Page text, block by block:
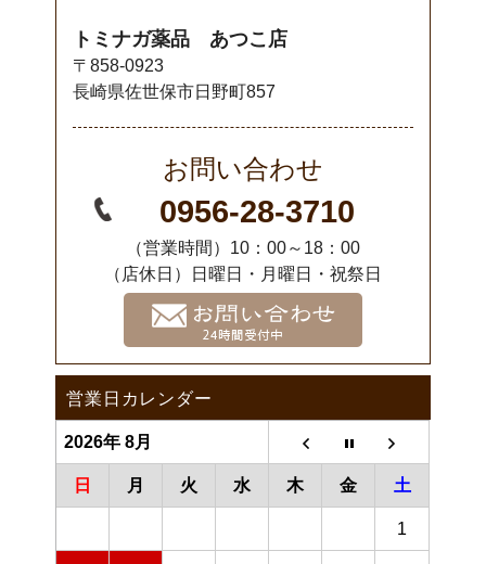
トミナガ薬品 あつこ店
〒858-0923
長崎県佐世保市日野町857
お問い合わせ
0956-28-3710
（営業時間）10：00～18：00
（店休日）日曜日・月曜日・祝祭日
営業日カレンダー
2026年 8月
日 月 火 水 木 金 土
1